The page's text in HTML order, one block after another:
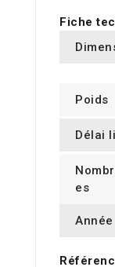
Fiche
Poids
Délai
es
Année